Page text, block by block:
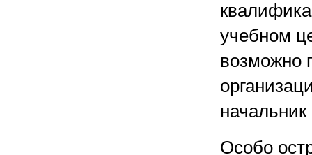
учебном
возможно
Особо